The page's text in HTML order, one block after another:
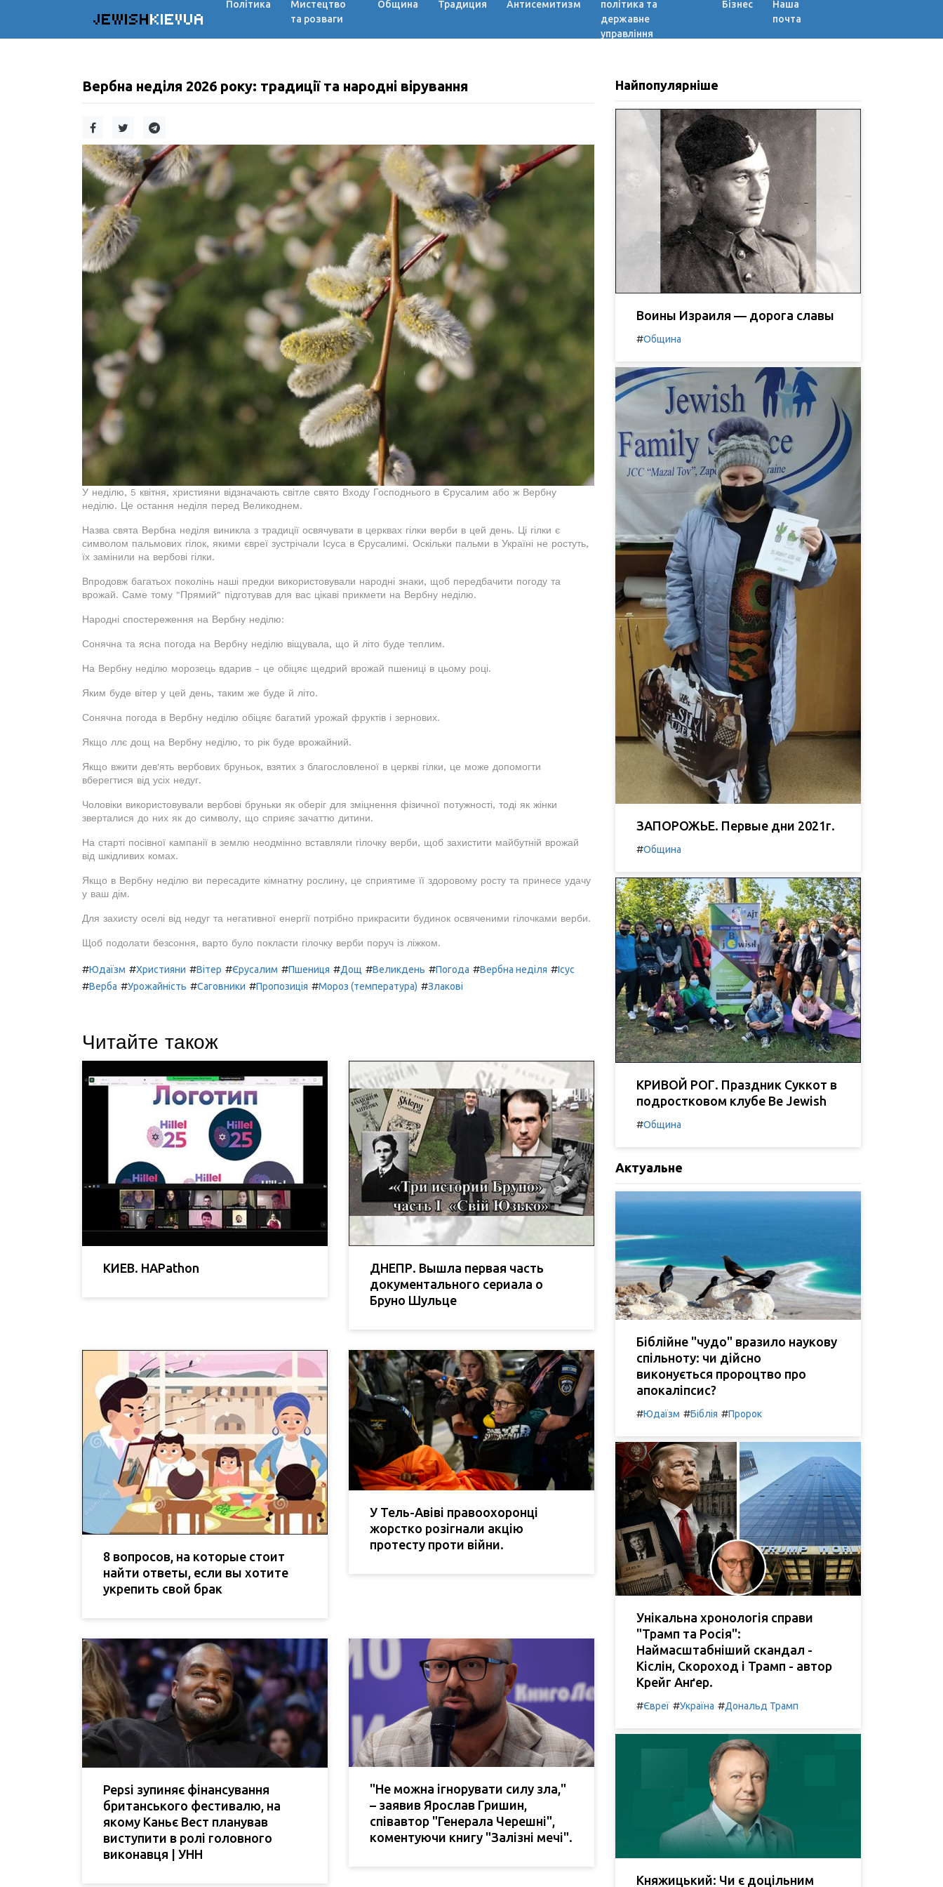
JEWISHKIEVUA
Політика
Мистецтво
та розваги
Община Традиция Антисемитизм
політика та
державне
управління
Бізнес
Наша
почта
Вербна неділя 2026 року: традиції та народні вірування
У неділю, 5 квітня, християни відзначають світле свято Входу Господнього в Єрусалим або ж Вербну
неділю. Це остання неділя перед Великоднем.
Назва свята Вербна неділя виникла з традиції освячувати в церквах гілки верби в цей день. Ці гілки є
символом пальмових гілок, якими євреї зустрічали Ісуса в Єрусалимі. Оскільки пальми в Україні не ростуть,
їх замінили на вербові гілки.
Впродовж багатьох поколінь наші предки використовували народні знаки, щоб передбачити погоду та
врожай. Саме тому "Прямий" підготував для вас цікаві прикмети на Вербну неділю.
Народні спостереження на Вербну неділю:
Сонячна та ясна погода на Вербну неділю віщувала, що й літо буде теплим.
На Вербну неділю морозець вдарив - це обіцяє щедрий врожай пшениці в цьому році.
Яким буде вітер у цей день, таким же буде й літо.
Сонячна погода в Вербну неділю обіцяє багатий урожай фруктів і зернових.
Якщо ллє дощ на Вербну неділю, то рік буде врожайний.
Якщо вжити дев'ять вербових бруньок, взятих з благословленої в церкві гілки, це може допомогти
вберегтися від усіх недуг.
Чоловіки використовували вербові бруньки як оберіг для зміцнення фізичної потужності, тоді як жінки
зверталися до них як до символу, що сприяє зачаттю дитини.
На старті посівної кампанії в землю неодмінно вставляли гілочку верби, щоб захистити майбутній врожай
від шкідливих комах.
Якщо в Вербну неділю ви пересадите кімнатну рослину, це сприятиме її здоровому росту та принесе удачу
у ваш дім.
Для захисту оселі від недуг та негативної енергії потрібно прикрасити будинок освяченими гілочками верби.
Щоб подолати безсоння, варто було покласти гілочку верби поруч із ліжком.
#Юдаїзм #Християни #Вітер #Єрусалим #Пшениця #Дощ #Великдень #Погода #Вербна неділя #Ісус
#Верба #Урожайність #Саговники #Пропозиція #Мороз (температура) #Злакові
Читайте також
КИЕВ. HAPathon
ДНЕПР. Вышла первая часть
документального сериала о
Бруно Шульце
8 вопросов, на которые стоит
найти ответы, если вы хотите
укрепить свой брак
У Тель-Авіві правоохоронці
жорстко розігнали акцію
протесту проти війни.
Pepsi зупиняє фінансування
британського фестивалю, на
якому Каньє Вест планував
виступити в ролі головного
виконавця | УНН
"Не можна ігнорувати силу зла,"
– заявив Ярослав Гришин,
співавтор "Генерала Черешні",
коментуючи книгу "Залізні мечі".
Найпопулярніше
Воины Израиля — дорога славы
#Община
ЗАПОРОЖЬЕ. Первые дни 2021г.
#Община
КРИВОЙ РОГ. Праздник Суккот в
подростковом клубе Be Jewish
#Община
Актуальне
Біблійне "чудо" вразило наукову
спільноту: чи дійсно
виконується пророцтво про
апокаліпсис?
#Юдаїзм #Біблія #Пророк
Унікальна хронологія справи
"Трамп та Росія":
Наймасштабніший скандал -
Кіслін, Скороход і Трамп - автор
Крейг Анґер.
#Євреї #Україна #Дональд Трамп
Княжицький: Чи є доцільним